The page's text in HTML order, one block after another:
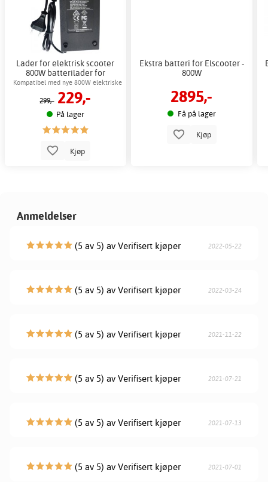
Lader for elektrisk scooter
800W batterilader for
elektrisk scooter
Kompatibel med nye 800W elektriske
sparkesykler fra Gardeney
299,- 229,-
På lager
Kjøp
Ekstra batteri for Elscooter -
800W
2895,-
Få på lager
Kjøp
Anmeldelser
(5 av 5) av Verifisert kjøper 2022-05-22
(5 av 5) av Verifisert kjøper 2022-03-24
(5 av 5) av Verifisert kjøper 2021-11-22
(5 av 5) av Verifisert kjøper 2021-07-21
(5 av 5) av Verifisert kjøper 2021-07-13
(5 av 5) av Verifisert kjøper 2021-07-01